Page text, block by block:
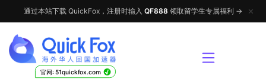
通过本站下载 QuickFox，注册时输入 QF888 领取留学生专属福利 → ✕
官网: 51quickfox.com √